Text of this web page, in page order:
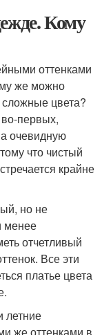
Кому
оттенками
же можно
цвета?
первых,
очевидную
что чистый
крайне
но не
менее
отчетливый
Все эти
платье цвета
летние